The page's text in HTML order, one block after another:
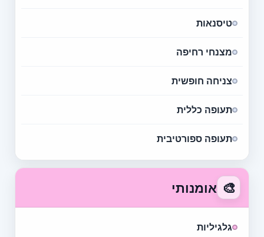
טיסנאות
מצנחי רחיפה
צניחה חופשית
תעופה כללית
תעופה ספורטיבית
🎨 אומנותי
גלגיליות